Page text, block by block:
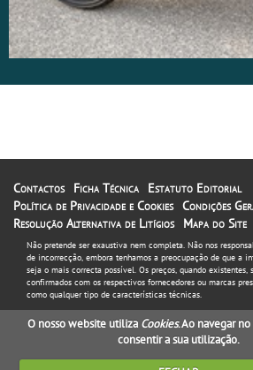
Contactos Ficha Técnica
Estatuto Editorial
Política de Privacidade e Cookies Condições
Resolução Alternativa de Litígios
Mapa do Site
Não pretende ser exaustiva nem completa. Não nos
de incorrecção, embora tenhamos a preocupação de que a
seja o mais correcta possível. Os preços, quando
confirmados com os respectivos fornecedores ou marcas
como qualquer tipo de características técnicas.
O nosso website utiliza Cookies. Ao navegar
consentir a sua utilização.